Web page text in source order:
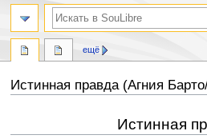
Истинная правда (Агния
Истинная
ещё